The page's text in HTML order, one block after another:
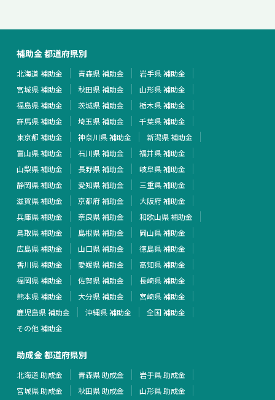
補助金 都道府県別
北海道 補助金 青森県 補助金
岩手県 補助金
宮城県 補助金
秋田県 補助金
山形県 補助金
福島県 補助金
茨城県 補助金
栃木県 補助金
群馬県 補助金
埼玉県 補助金
千葉県 補助金
東京都 補助金
神奈川県 補助金
新潟県 補助金
富山県 補助金
石川県 補助金
福井県 補助金
山梨県 補助金
長野県 補助金
岐阜県 補助金
静岡県 補助金
愛知県 補助金
三重県 補助金
滋賀県 補助金
京都府 補助金
大阪府 補助金
兵庫県 補助金
奈良県 補助金
和歌山県 補助金
鳥取県 補助金
島根県 補助金
岡山県 補助金
広島県 補助金
山口県 補助金
徳島県 補助金
香川県 補助金
愛媛県 補助金
高知県 補助金
福岡県 補助金
佐賀県 補助金
長崎県 補助金
熊本県 補助金
大分県 補助金
宮崎県 補助金
鹿児島県 補助金
沖縄県 補助金
全国 補助金
その他 補助金
助成金 都道府県別
北海道 助成金 青森県 助成金
岩手県 助成金
宮城県 助成金
秋田県 助成金
山形県 助成金